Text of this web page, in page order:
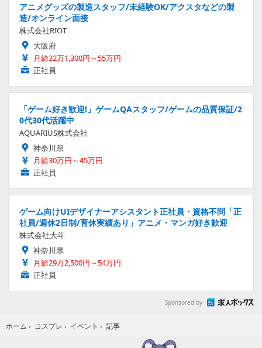
アニメグッズの製造スタッフ/未経験OK/アクスタなどの製
造/オンライン面接
株式会社RIOT
大阪府
月給32万1,300円～55万円
正社員
「ゲーム好き歓迎!」ゲームQAスタッフ/ゲームの品質保証/2
0代30代活躍中
AQUARIUS株式会社
神奈川県
月給30万円～45万円
正社員
ゲーム向けUIデザイナーアシスタント正社員・資格不問「正
社員/週休2日制/育休実績あり」アニメ・マンガ好き歓迎
株式会社大斗
神奈川県
月給29万2,500円～54万円
正社員
Sponsored by
ホーム › コスプレ › イベント › 記事